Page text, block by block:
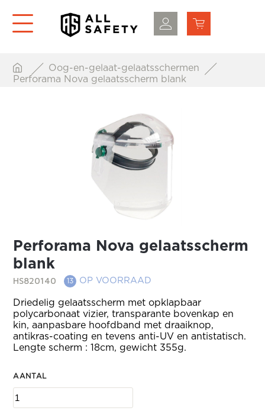
Oog-en-gelaat-gelaatsschermen
Perforama Nova gelaatsscherm blank
Perforama Nova gelaatsscherm
blank
HS820140 13 OP VOORRAAD
Driedelig gelaatsscherm met opklapbaar
polycarbonaat vizier, transparante bovenkap en
kin, aanpasbare hoofdband met draaiknop,
antikras-coating en tevens anti-UV en antistatisch.
Lengte scherm : 18cm, gewicht 355g.
AANTAL